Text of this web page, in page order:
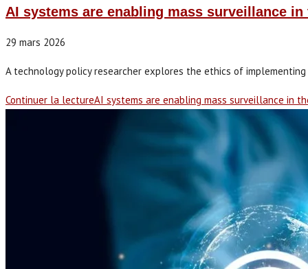
AI systems are enabling mass surveillance
29 mars 2026
A technology policy researcher explores the ethics of
Continuer la lectureAI systems are enabling mass surveillance in